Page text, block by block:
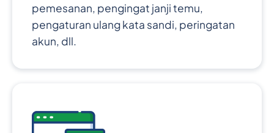
pemesanan, pengingat janji temu,
pengaturan ulang kata sandi, peringatan
akun, dll.